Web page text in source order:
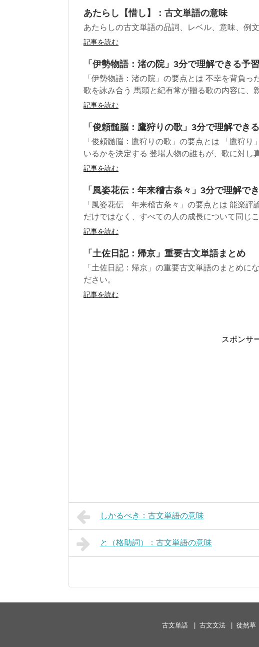
あたらし【惜し】：古文単語の意味
あたらしの古文単語の品詞、レベル、意味、例
記事を読む
「伊勢物語：渚の院」3分で理解できる予
「伊勢物語：渚の院」の要点とは 不幸を背負
歌を詠み合う 馬頭と紀有常が贈る歌の内容に、
記事を読む
「俊頼髄脳：鷹狩りの歌」3分で理解でき
「俊頼髄脳：鷹狩りの歌」の要点とは 「鷹狩
いるかを決定する 登場人物の誰もが、歌に対し
記事を読む
「風姿花伝：年来稽古条々」3分で理解で
「風姿花伝 年来稽古条々」の要点とは 能楽評
だけではなく、すべての人の成長について同じ
記事を読む
「土佐日記：帰京」重要古文単語まとめ
「土佐日記：帰京」の重要古文単語のまとめに
ださい。
記事を読む
スポンサ
しかるべき：古文単語の意味
と（格助詞）：古文単語の意味
古文単語 古文文法 徒然草